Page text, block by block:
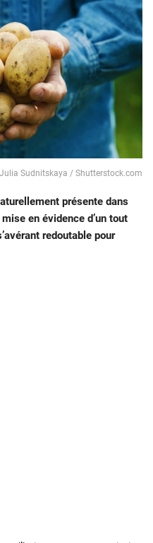
Sudnitskaya / Shutterstock.com
présente dans
en évidence d’un tout
redoutable pour